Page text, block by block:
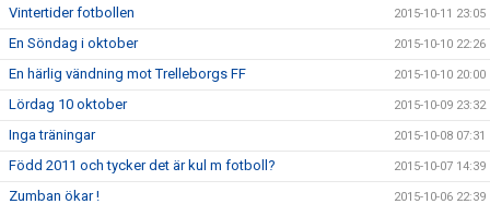
Vintertider fotbollen 2015-10-11 23:05
En Söndag i oktober 2015-10-10 22:26
En härlig vändning mot Trelleborgs FF 2015-10-10 20:00
Lördag 10 oktober 2015-10-09 23:32
Inga träningar 2015-10-08 07:31
Född 2011 och tycker det är kul m fotboll? 2015-10-07 14:39
Zumban ökar ! 2015-10-06 22:39